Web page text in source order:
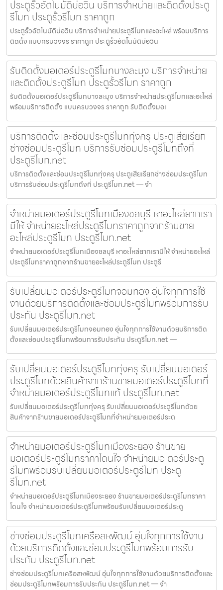
ประตูรั้วอัตโนมัติบ่อวิน บริการจำหน่ายและติดตั้งประตู
รีโมท ประตูรั้วรีโมท ราคาถูก
ประตูรั้วอัตโนมัติบ่อวิน บริการจำหน่ายประตูรีโมทและอะไหล่ พร้อมบริการ
ติดตั้ง แบบครบวงจร ราคาถูก ประตูรั้วอัตโนมัติบ่อวิน
รับติดตั้งมอเตอร์ประตูรีโมทบางละมุง บริการจำหน่าย
และติดตั้งประตูรีโมท ประตูรั้วรีโมท ราคาถูก
รับติดตั้งมอเตอร์ประตูรีโมทบางละมุง บริการจำหน่ายประตูรีโมทและอะไหล่
พร้อมบริการติดตั้ง แบบครบวงจร ราคาถูก รับติดตั้งมอเ
บริการติดตั้งและซ่อมประตูรีโมททุ่งครุ ประตูเสียเรียก
ช่างซ่อมประตูรีโมท บริการรับซ่อมประตูรีโมทถึงที่
ประตูรีโมท.net
บริการติดตั้งและซ่อมประตูรีโมททุ่งครุ ประตูเสียเรียกช่างซ่อมประตูรีโมท
บริการรับซ่อมประตูรีโมทถึงที่ ประตูรีโมท.net — จำ
จำหน่ายมอเตอร์ประตูรีโมทเมืองชลบุรี หาอะไหล่ยากเรา
มีให้ จำหน่ายอะไหล่ประตูรีโมทราคาถูกจากร้านขาย
อะไหล่ประตูรีโมท ประตูรีโมท.net
จำหน่ายมอเตอร์ประตูรีโมทเมืองชลบุรี หาอะไหล่ยากเรามีให้ จำหน่ายอะไหล่
ประตูรีโมทราคาถูกจากร้านขายอะไหล่ประตูรีโมท ประตูรี
รับเปลี่ยนมอเตอร์ประตูรีโมทจอมทอง อุ่นใจทุกการใช้
งานด้วยบริการติดตั้งและซ่อมประตูรีโมทพร้อมการรับ
ประกัน ประตูรีโมท.net
รับเปลี่ยนมอเตอร์ประตูรีโมทจอมทอง อุ่นใจทุกการใช้งานด้วยบริการติด
ตั้งและซ่อมประตูรีโมทพร้อมการรับประกัน ประตูรีโมท.net —
รับเปลี่ยนมอเตอร์ประตูรีโมททุ่งครุ รับเปลี่ยนมอเตอร์
ประตูรีโมทด้วยสินค้าจากร้านขายมอเตอร์ประตูรีโมทที่
จำหน่ายมอเตอร์ประตูรีโมทแท้ ประตูรีโมท.net
รับเปลี่ยนมอเตอร์ประตูรีโมททุ่งครุ รับเปลี่ยนมอเตอร์ประตูรีโมทด้วย
สินค้าจากร้านขายมอเตอร์ประตูรีโมทที่จำหน่ายมอเตอร์ประต
จำหน่ายมอเตอร์ประตูรีโมทเมืองระยอง ร้านขาย
มอเตอร์ประตูรีโมทราคาโดนใจ จำหน่ายมอเตอร์ประตู
รีโมทพร้อมรับเปลี่ยนมอเตอร์ประตูรีโมท ประตู
รีโมท.net
จำหน่ายมอเตอร์ประตูรีโมทเมืองระยอง ร้านขายมอเตอร์ประตูรีโมทราคา
โดนใจ จำหน่ายมอเตอร์ประตูรีโมทพร้อมรับเปลี่ยนมอเตอร์ประตู
ช่างซ่อมประตูรีโมทเครือสหพัฒน์ อุ่นใจทุกการใช้งาน
ด้วยบริการติดตั้งและซ่อมประตูรีโมทพร้อมการรับ
ประกัน ประตูรีโมท.net
ช่างซ่อมประตูรีโมทเครือสหพัฒน์ อุ่นใจทุกการใช้งานด้วยบริการติดตั้งและ
ซ่อมประตูรีโมทพร้อมการรับประกัน ประตูรีโมท.net — จำ